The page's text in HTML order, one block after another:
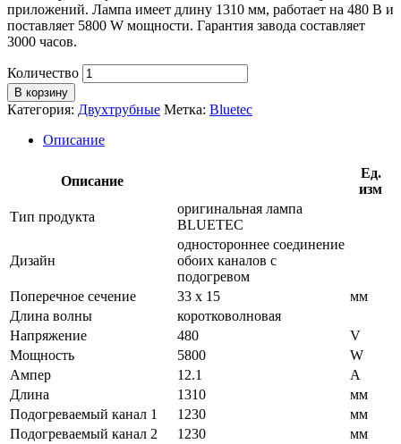
приложений. Лампа имеет длину 1310 мм, работает на 480 В и
поставляет 5800 W мощности. Гарантия завода составляет
3000 часов.
Количество
В корзину
Категория: Двухтрубные Метка: Bluetec
Описание
Описание
Ед.
изм
Тип продукта
оригинальная лампа
BLUETEC
Дизайн
одностороннее соединение
обоих каналов с
подогревом
Поперечное сечение
33 х 15
мм
Длина волны
коротковолновая
Напряжение
480
V
Мощность
5800
W
Ампер
12.1
A
Длина
1310
мм
Подогреваемый канал 1
1230
мм
Подогреваемый канал 2
1230
мм